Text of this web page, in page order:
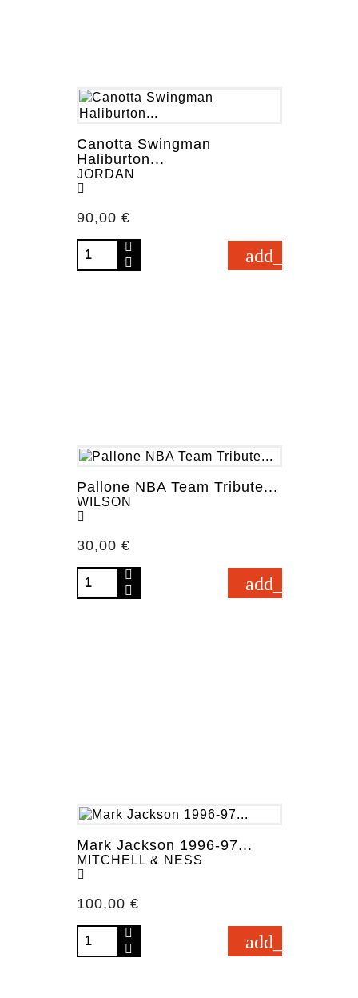
Canotta Swingman
Haliburton...
JORDAN
Prezzo
90,00 €
Pallone NBA Team Tribute...
WILSON
Prezzo
30,00 €
Mark Jackson 1996-97...
MITCHELL & NESS
Prezzo
100,00 €